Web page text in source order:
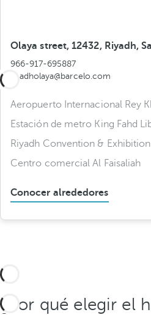
Olaya street, 12432, Riyadh,
966-917-695887
riyadholaya@barcelo.com
Aeropuerto Internacional Rey
Estación de metro King Fahd
Riyadh Convention &
Centro comercial Al Faisaliah
Conocer alrededores
¿Por qué elegir el